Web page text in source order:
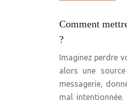
Comment
?
Imaginez perdre
alors une source
messagerie,
mal